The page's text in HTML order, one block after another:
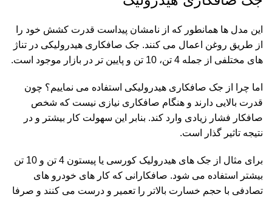
این مدل ها همانطور که از نامشان پیداست قدرت کشش خود را
از طریق روغن اعمال می کنند. جک صافکاری هیدرولیکی در تناژ
های مختلفی از جمله 4 تن، 10 تن و پایین تر در بازار موجود است.
اما چرا از جک صافکاری هیدرولیکی استفاده می نماییم؟ چون
قدرت بالایی دارند و هنگام صافکاری نیازی نیست که شخص
صافکار فشار زیادی وارد کند. بنابر این سهولت کار بیشتر و در
نتیجه تاثیر گذار است.
برای مثال از جک های هیدرولیک کورسی یا پیستون 4 تن و 10 تن
بیشتر استفاده می شود. صافکارانی که کار های خودرو های
تصادفی با حجم خسارت بالاتر را تعمیر و درست می کنند و صرفا